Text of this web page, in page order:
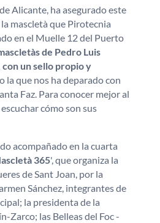
Alicante, ha asegurado este
mascletà que Pirotecnia
en el Muelle 12 del Puerto
de Pedro Luis
un sello propio y
la que nos ha deparado con
Faz. Para conocer mejor al
cómo son sus
acompañado en la cuarta
365', que organiza la
de Sant Joan, por la
Sánchez, integrantes de
la presidenta de la
Zarco; las Belleas del Foc -